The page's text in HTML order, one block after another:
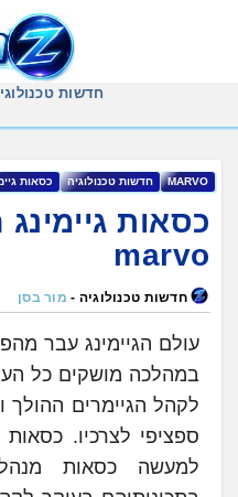
חדשות
MARVO ‏חדשות ‏טכנולוגיה ‏כסאות
כסאות
חדשות טכנולוגיה - מור בסן
עולם הגיימינג עבר
במהלכה מושקים כל
לקהל הגיימרים
ספציפי לצרכיו.
למעשה כסאות